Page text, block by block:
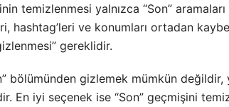
temizlenmesi yalnızca “Son”
hashtag’leri ve konumları ortadan
gereklidir.
bölümünden gizlemek mümkün değildir,
En iyi seçenek ise “Son” geçmişini